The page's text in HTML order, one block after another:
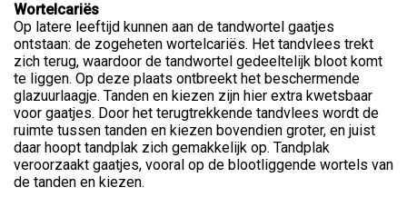
Wortelcariës
Op latere leeftijd kunnen aan de tandwortel gaatjes
ontstaan: de zogeheten wortelcariës. Het tandvlees trekt
zich terug, waardoor de tandwortel gedeeltelijk bloot komt
te liggen. Op deze plaats ontbreekt het beschermende
glazuurlaagje. Tanden en kiezen zijn hier extra kwetsbaar
voor gaatjes. Door het terugtrekkende tandvlees wordt de
ruimte tussen tanden en kiezen bovendien groter, en juist
daar hoopt tandplak zich gemakkelijk op. Tandplak
veroorzaakt gaatjes, vooral op de blootliggende wortels van
de tanden en kiezen.